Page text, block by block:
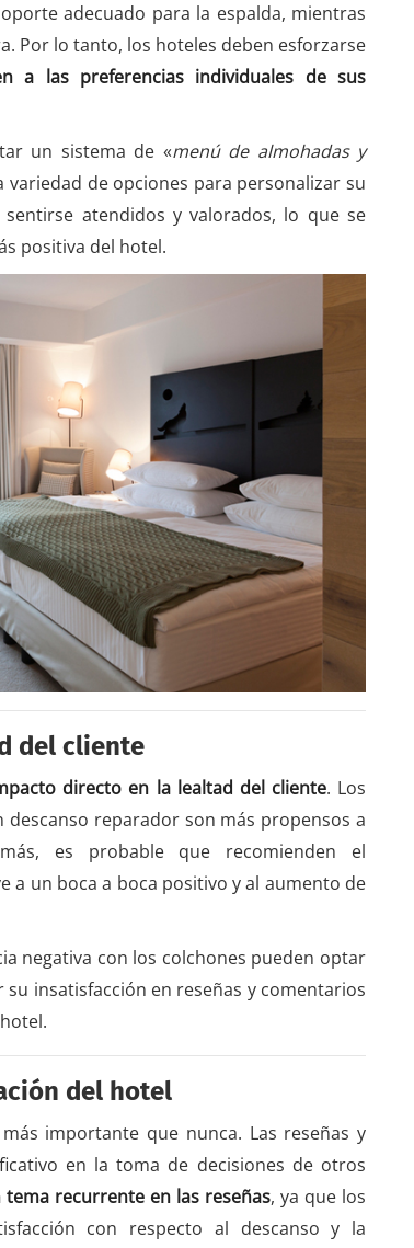
adecuado para la espalda, mientras
Por lo tanto, los hoteles deben esforzarse
a las preferencias individuales de sus
un sistema de «menú de almohadas y
de opciones para personalizar su
atendidos y valorados, lo que se
positiva del hotel.
del cliente
directo en la lealtad del cliente. Los
reparador son más propensos a
es probable que recomienden el
a un boca a boca positivo y al aumento de
negativa con los colchones pueden optar
insatisfacción en reseñas y comentarios
del hotel
importante que nunca. Las reseñas y
en la toma de decisiones de otros
recurrente en las reseñas, ya que los
con respecto al descanso y la